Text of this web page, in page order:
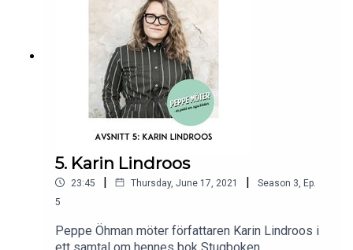
5. Karin Lindroos
23:45 | Thursday, June 17, 2021 | Season 3, Ep.
5
Peppe Öhman möter författaren Karin Lindroos i